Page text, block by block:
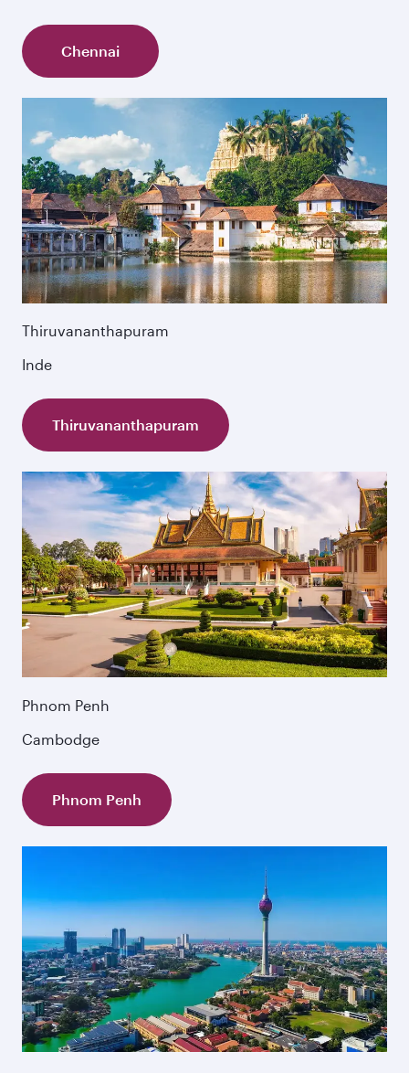
Chennai
Thiruvananthapuram
Inde
Thiruvananthapuram
Phnom Penh
Cambodge
Phnom Penh